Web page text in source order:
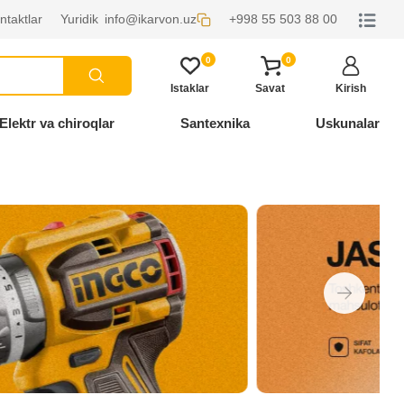
Yuridik info@ikarvon.uz +998 55 503 88 00
0
Istaklar
0
Savat Kirish
va chiroqlar Santexnika Uskunalar